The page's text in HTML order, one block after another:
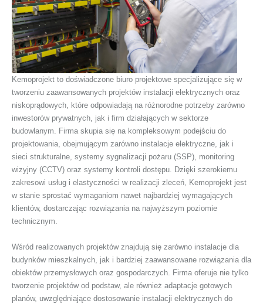
Kemoprojekt to doświadczone biuro projektowe specjalizujące się w
tworzeniu zaawansowanych projektów instalacji elektrycznych oraz
niskoprądowych, które odpowiadają na różnorodne potrzeby zarówno
inwestorów prywatnych, jak i firm działających w sektorze
budowlanym. Firma skupia się na kompleksowym podejściu do
projektowania, obejmującym zarówno instalacje elektryczne, jak i
sieci strukturalne, systemy sygnalizacji pożaru (SSP), monitoring
wizyjny (CCTV) oraz systemy kontroli dostępu. Dzięki szerokiemu
zakresowi usług i elastyczności w realizacji zleceń, Kemoprojekt jest
w stanie sprostać wymaganiom nawet najbardziej wymagających
klientów, dostarczając rozwiązania na najwyższym poziomie
technicznym.
Wśród realizowanych projektów znajdują się zarówno instalacje dla
budynków mieszkalnych, jak i bardziej zaawansowane rozwiązania dla
obiektów przemysłowych oraz gospodarczych. Firma oferuje nie tylko
tworzenie projektów od podstaw, ale również adaptacje gotowych
planów, uwzględniające dostosowanie instalacji elektrycznych do